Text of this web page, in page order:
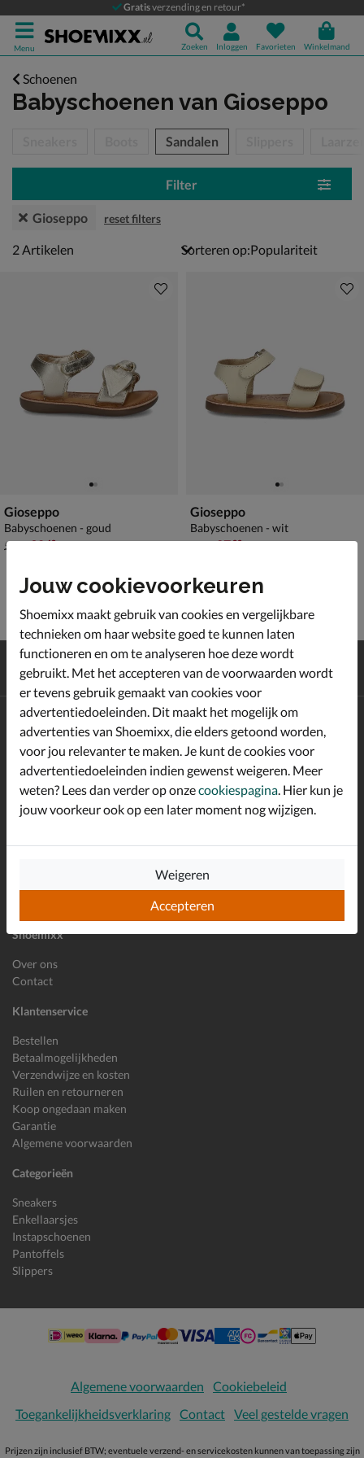
Gratisverzending en retour*
Menu Zoeken Inloggen Favorieten Winkelmand
Schoenen
Babyschoenen van Gioseppo
Sandalen
Filter
Gioseppo reset filters
2 artikelen
2Artikelen Sorteren op:
Gioseppo
Babyschoenen - goud
van € 54,99 voor € 38,49
54 38,49
Gioseppo
Babyschoenen - wit
van € 39,99 voor € 27,99
27,99
Gratisverzending en retour*
Achterafbetalen
Shoemixx
Over ons
Contact
Klantenservice
Bestellen
Betaalmogelijkheden
Verzendwijze en kosten
Ruilen en retourneren
Koop ongedaan maken
Garantie
Algemene voorwaarden
Categorieën
Sneakers
Enkellaarsjes
Instapschoenen
Pantoffels
Slippers
Altijd op de hoogte zijn?
Schrijf je in voor de Shoemixx nieuwsbrief en ontvang €10,-
welkomstkorting!*
E-mailadres
Algemene voorwaarden
Cookiebeleid
Toegankelijkheidsverklaring Contact Veel gestelde vragen
Prijzen zijn inclusief BTW; eventuele verzend- en servicekosten kunnen van toepassing zijn
Jouw cookievoorkeuren
Shoemixx maakt gebruik van cookies en vergelijkbare
technieken om haar website goed te kunnen laten
functioneren en om te analyseren hoe deze wordt
gebruikt. Met het accepteren van de voorwaarden wordt
er tevens gebruik gemaakt van cookies voor
advertentiedoeleinden. Dit maakt het mogelijk om
advertenties van Shoemixx, die elders getoond worden,
voor jou relevanter te maken. Je kunt de cookies voor
advertentiedoeleinden indien gewenst weigeren. Meer
weten? Lees dan verder op onzecookiespagina . Hier kun je
jouw voorkeur ook op een later moment nog wijzigen.
Accepteren
Weigeren